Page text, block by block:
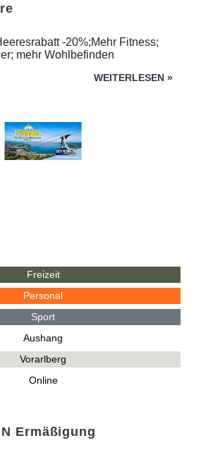
-20%;Mehr Fitness;
mehr Wohlbefinden
WEITERLESEN »
Freizeit
Personal
Sport
Aushang
Vorarlberg
Online
Ermäßigung